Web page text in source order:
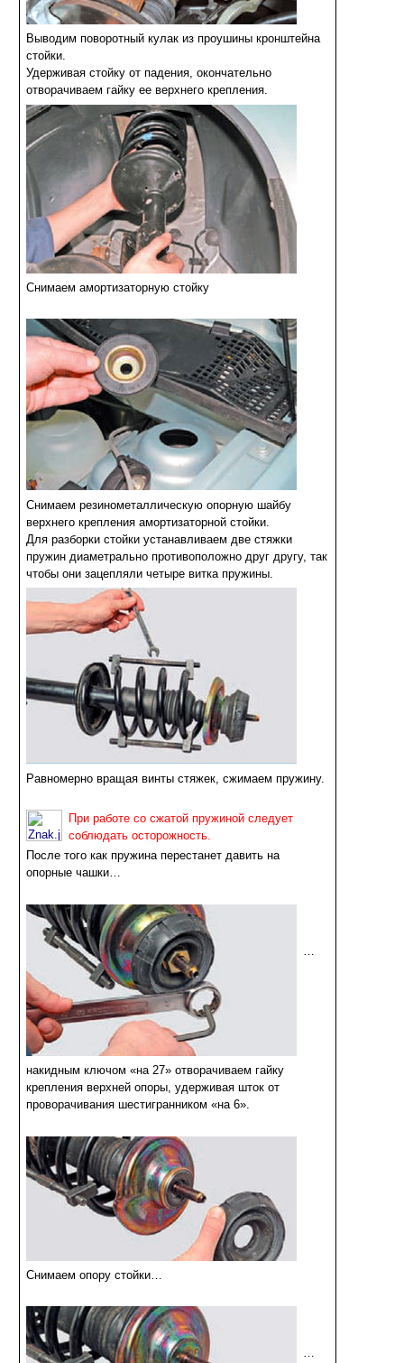
Выводим поворотный кулак из проушины кронштейна
стойки.
Удерживая стойку от падения, окончательно
отворачиваем гайку ее верхнего крепления.
Снимаем амортизаторную стойку
Снимаем резинометаллическую опорную шайбу
верхнего крепления амортизаторной стойки.
Для разборки стойки устанавливаем две стяжки
пружин диаметрально противоположно друг другу, так
чтобы они зацепляли четыре витка пружины.
Равномерно вращая винты стяжек, сжимаем пружину.
При работе со сжатой пружиной следует
соблюдать осторожность.
После того как пружина перестанет давить на
опорные чашки…
накидным ключом «на 27» отворачиваем гайку
крепления верхней опоры, удерживая шток от
проворачивания шестигранником «на 6».
Снимаем опору стойки…
…